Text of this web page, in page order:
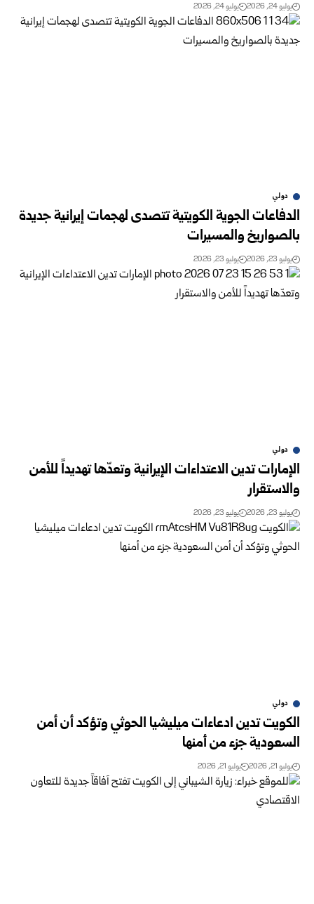
يوليو 24, 2026 يوليو 24, 2026
دولي
الدفاعات الجوية الكويتية تتصدى لهجمات إيرانية جديدة
بالصواريخ والمسيرات
يوليو 23, 2026 يوليو 23, 2026
دولي
الإمارات تدين الاعتداءات الإيرانية وتعدّها تهديداً للأمن
والاستقرار
يوليو 23, 2026 يوليو 23, 2026
دولي
الكويت تدين ادعاءات ميليشيا الحوثي وتؤكد أن أمن
السعودية جزء من أمنها
يوليو 21, 2026 يوليو 21, 2026